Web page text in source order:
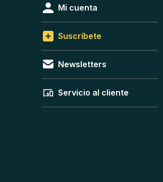
Mi cuenta
Suscríbete
Newsletters
Servicio al cliente